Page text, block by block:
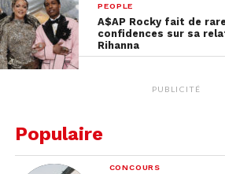
PEOPLE
A$AP Rocky fait de
confidences sur sa
Rihanna
PUBLICITÉ
Populaire
CONCOURS